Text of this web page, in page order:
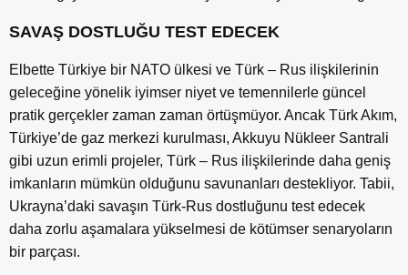
SAVAŞ DOSTLUĞU TEST EDECEK
Elbette Türkiye bir NATO ülkesi ve Türk – Rus ilişkilerinin
geleceğine yönelik iyimser niyet ve temennilerle güncel
pratik gerçekler zaman zaman örtüşmüyor. Ancak Türk Akım,
Türkiye’de gaz merkezi kurulması, Akkuyu Nükleer Santrali
gibi uzun erimli projeler, Türk – Rus ilişkilerinde daha geniş
imkanların mümkün olduğunu savunanları destekliyor. Tabii,
Ukrayna’daki savaşın Türk-Rus dostluğunu test edecek
daha zorlu aşamalara yükselmesi de kötümser senaryoların
bir parçası.